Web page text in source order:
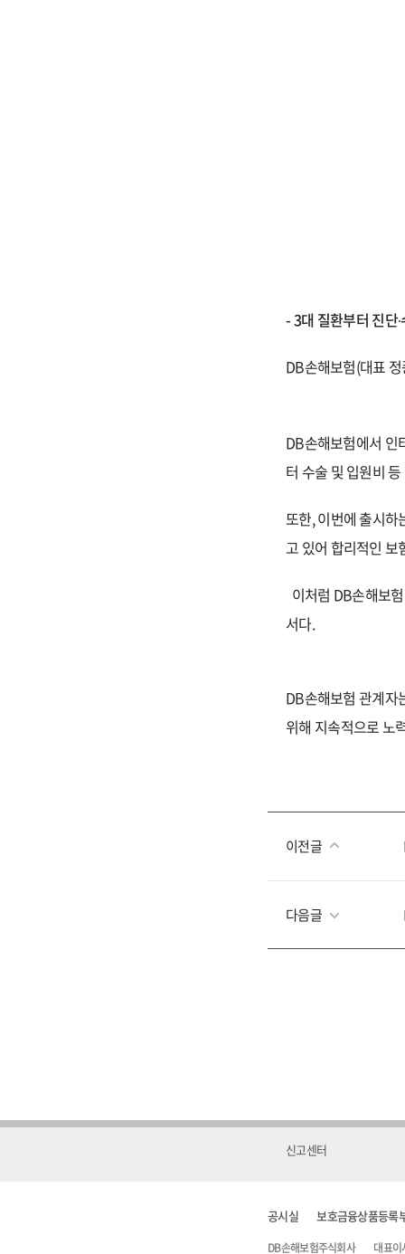
- 3대 질환부터 진단
DB손해보험(대표
DB손해보험에서 인
터 수술 및 입원비등
또한, 이번에 출시하
고 있어 합리적인
이처럼 DB손해보
서다.
DB손해보험 관계자
위해 지속적으로 노
이전글
다음글
신고센터
공시실 보호금융상품등록
DB손해보험주식회사 대표이